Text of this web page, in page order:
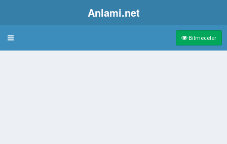
Anlami.net
Bulmaca Bilmeceler